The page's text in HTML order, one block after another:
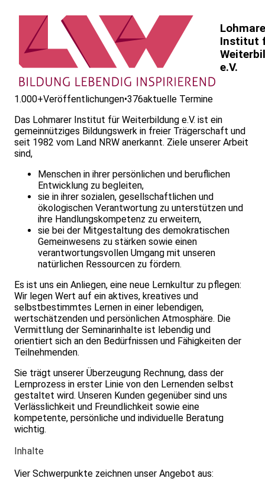
Institut
e.V.
1.000+Veröffentlichungen•376aktuelle Termine
Das Lohmarer Institut für Weiterbildung e.V. ist ein
gemeinnütziges Bildungswerk in freier Trägerschaft und
seit 1982 vom Land NRW anerkannt. Ziele unserer Arbeit
sind,
Menschen in ihrer persönlichen und beruflichen
Entwicklung zu begleiten,
sie in ihrer sozialen, gesellschaftlichen und
ökologischen Verantwortung zu unterstützen und
ihre Handlungskompetenz zu erweitern,
sie bei der Mitgestaltung des demokratischen
Gemeinwesens zu stärken sowie einen
verantwortungsvollen Umgang mit unseren
natürlichen Ressourcen zu fördern.
Es ist uns ein Anliegen, eine neue Lernkultur zu pflegen:
Wir legen Wert auf ein aktives, kreatives und
selbstbestimmtes Lernen in einer leben­digen,
wertschätzenden und persönlichen Atmosphäre. Die
Vermittlung der Seminarinhalte ist lebendig und
orientiert sich an den Bedürfnissen und Fähigkeiten der
Teilnehmenden.
Sie trägt unserer Überzeugung Rechnung, dass der
Lernprozess in erster Linie von den Lernenden selbst
gestaltet wird. Unseren Kunden gegenüber sind uns
Verlässlichkeit und Freundlichkeit sowie eine
kompetente, persönliche und individuelle Beratung
wichtig.
Inhalte
Vier Schwerpunkte zeichnen unser Angebot aus: